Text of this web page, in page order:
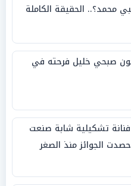
محمد؟.. الحقيقة الكاملة
صبحي خليل فرحته في
تشكيلية شابة صنعت
الجوائز منذ الصغر